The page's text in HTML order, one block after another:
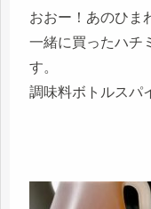
おおー！あのひま
一緒に買ったハチ
す。
調味料ボトルスパ